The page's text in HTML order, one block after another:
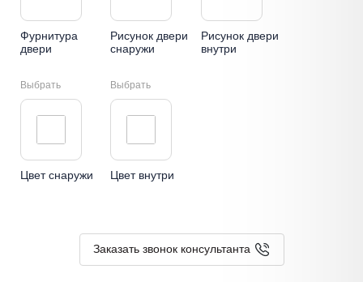
Фурнитура
двери
Рисунок двери
снаружи
Рисунок двери
внутри
Выбрать
Цвет снаружи
Выбрать
Цвет внутри
Заказать звонок консультанта